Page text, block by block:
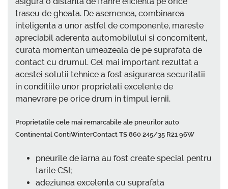
traseu de gheata. De asemenea, combinarea
inteligenta a unor astfel de componente, mareste
apreciabil aderenta automobilului si concomitent,
curata momentan umeazeala de pe suprafata de
contact cu drumul. Cel mai important rezultat a
acestei solutii tehnice a fost asigurarea securitatii
in conditiile unor proprietati excelente de
manevrare pe orice drum in timpul iernii.
Proprietatile cele mai remarcabile ale pneurilor auto
Continental ContiWinterContact TS 860 245/35 R21 96W
pneurile de iarna au fost create special pentru
tarile CSI;
adeziunea excelenta cu suprafata